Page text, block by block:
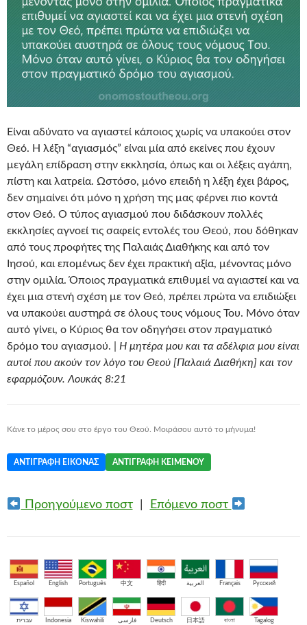
Είναι αδύνατο να αγιαστεί κάποιος χωρίς να υπακούει στον
Θεό. Η λέξη “αγιασμός” είναι μία από εκείνες που έχουν
μεγάλη επίδραση στην εκκλησία, όπως και οι λέξεις αγάπη,
πίστη και λατρεία. Ωστόσο, μόνο επειδή η λέξη έχει βάρος,
δεν σημαίνει ότι μόνο η χρήση της μας φέρνει πιο κοντά
στον Θεό. Ο τύπος αγιασμού που διδάσκουν πολλές
εκκλησίες αγνοεί τις σαφείς εντολές του Θεού, που δόθηκαν
από τους προφήτες της Παλαιάς Διαθήκης και από τον
Ιησού, και επομένως δεν έχει πρακτική αξία, μένοντας μόνο
στην ομιλία. Όποιος πραγματικά επιθυμεί να αγιαστεί και να
έχει μια στενή σχέση με τον Θεό, πρέπει πρώτα να επιδιώξει
να υπακούει αυστηρά σε όλους τους νόμους Του. Μόνο όταν
αυτό γίνει, ο Κύριος θα τον οδηγήσει στον πραγματικό
δρόμο του αγιασμού. | Η μητέρα μου και τα αδέλφια μου είναι
αυτοί που ακούν τον λόγο του Θεού [Παλαιά Διαθήκη] και τον
εφαρμόζουν. Λουκάς 8:21
Κάνε το μέρος σου στο έργο του Θεού. Μοιράσου αυτό το μήνυμα!
ΑΝΤΙΓΡΑΦΉ ΕΙΚΌΝΑΣ ΑΝΤΙΓΡΑΦΉ ΚΕΙΜΈΝΟΥ
Προηγούμενο ποστ| Επόμενο ποστ
Español English Português 中文 हिंदी العربية Français Русский
עברית Indonesia Kiswahili فارسی Deutsch 日本語 বাংলা Tagalog